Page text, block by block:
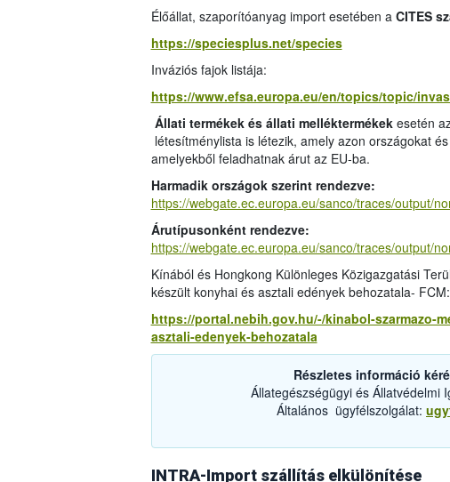
Élőállat, szaporítóanyag import esetében a CITES
https://speciesplus.net/species
Inváziós fajok listája:
https://www.efsa.europa.eu/en/topics/topic/
Állati termékek és állati melléktermékek esetén
létesítménylista is létezik, amely azon országokat
amelyekből feladhatnak árut az EU-ba.
Harmadik országok szerint rendezve:
https://webgate.ec.europa.eu/sanco/traces/output/
Árutípusonként rendezve:
https://webgate.ec.europa.eu/sanco/traces/output/
Kínából és Hongkong Különleges Közigazgatási
készült konyhai és asztali edények behozatala- FCM:
https://portal.nebih.gov.hu/-/kinabol-szarmazo-
asztali-edenyek-behozatala
Részletes információ
Állategészségügyi és Állatvédelmi
Általános ügyfélszolgálat:
INTRA-Import szállítás elkülönítése